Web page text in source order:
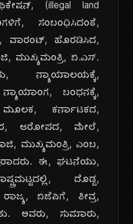
(illegal land
ಸಂಬಂಧಿಸಿದಂತೆ,
ವಾರಂಟ್, ಹೊರಡಿಸಿದ,
ಮುಖ್ಯಮಂತ್ರಿ, ಬಿ.ಎಸ್.
ನ್ಯಾಯಾಲಯಕ್ಕೆ,
ಬಂಧನಕ್ಕೆ,
ಕರ್ನಾಟಕದ,
ಆರೋಪದ, ಮೇಲೆ,
ಮುಖ್ಯಮಂತ್ರಿ, ಎಂಬ,
ಈ, ಘಟನೆಯು,
ದೊಡ್ಡ,
ಬಿಜೆಪಿಗೆ, ತೀವ್ರ,
ಅವರು, ಸುಮಾರು,